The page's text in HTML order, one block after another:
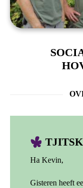
Ha Kevin,
Gisteren heeft